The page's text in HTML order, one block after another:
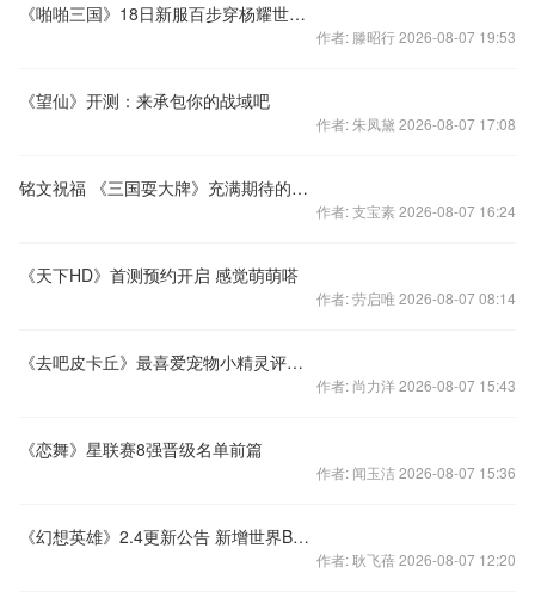
《啪啪三国》18日新服百步穿杨耀世开启
作者: 滕昭行 2026-08-07 19:53
《望仙》开测：来承包你的战域吧
作者: 朱凤黛 2026-08-07 17:08
铭文祝福 《三国耍大牌》充满期待的新系统
作者: 支宝素 2026-08-07 16:24
《天下HD》首测预约开启 感觉萌萌嗒
作者: 劳启唯 2026-08-07 08:14
《去吧皮卡丘》最喜爱宠物小精灵评选活动开始啦
作者: 尚力洋 2026-08-07 15:43
《恋舞》星联赛8强晋级名单前篇
作者: 闻玉洁 2026-08-07 15:36
《幻想英雄》2.4更新公告 新增世界BOSS玩法
作者: 耿飞蓓 2026-08-07 12:20